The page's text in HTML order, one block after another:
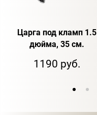
Царга под кламп 1.5
дюйма, 35 см.
1190 руб.